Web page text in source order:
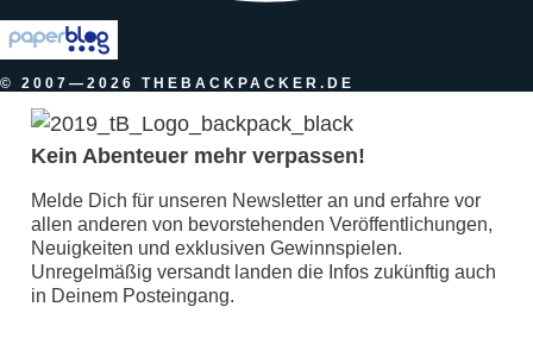
© 2007—2026 THEBACKPACKER.DE
Kein Abenteuer mehr verpassen!
Melde Dich für unseren Newsletter an und erfahre vor
allen anderen von bevorstehenden Veröffentlichungen,
Neuigkeiten und exklusiven Gewinnspielen.
Unregelmäßig versandt landen die Infos zukünftig auch
in Deinem Posteingang.